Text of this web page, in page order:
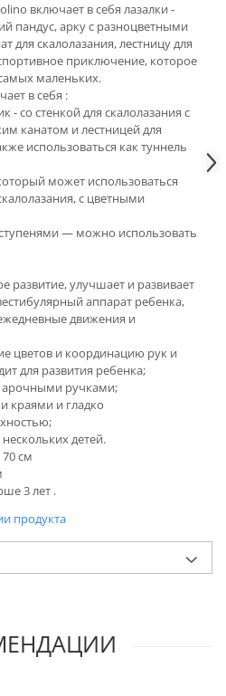
включает в себя лазалки -
пандус, арку с разноцветными
для скалолазания, лестницу для
приключение, которое
маленьких.
в себя :
- со стенкой для скалолазания с
канатом и лестницей для
использоваться как туннель
может использоваться
с цветными
— можно использовать
развитие, улучшает и развивает
аппарат ребенка,
движения и
цветов и координацию рук и
для развития ребенка;
арочными ручками;
краями и гладко
детей.
см
3 лет .
продукта